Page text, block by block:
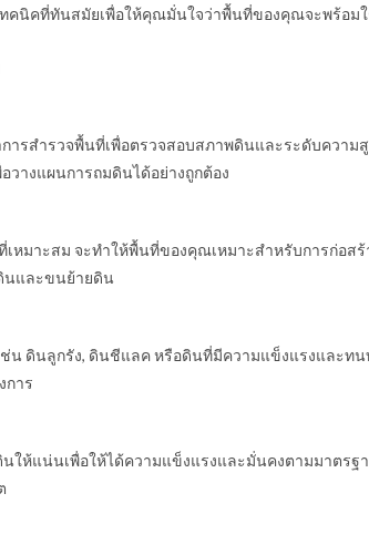
คนิคที่ทันสมัยเพื่อให้คุณมั่นใจว่าพื้นที่ของคุณจะพร้อม
การสำรวจพื้นที่เพื่อตรวจสอบสภาพดินและระดับควา
วางแผนการถมดินได้อย่างถูกต้อง
หมาะสม จะทำให้พื้นที่ของคุณเหมาะสำหรับการก่อส
นและขนย้ายดิน
น ดินลูกรัง, ดินชีแลค หรือดินที่มีความแข็งแรงและท
การ
ให้แน่นเพื่อให้ได้ความแข็งแรงและมั่นคงตามมาตรฐ